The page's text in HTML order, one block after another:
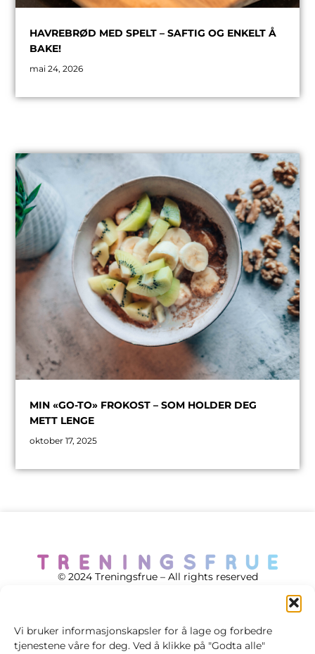
Vi bruker informasjonskapsler for å lage og forbedre
tjenestene våre for deg. Ved å klikke på "Godta alle"
HAVREBRØD MED SPELT – SAFTIG OG ENKELT Å
BAKE!
mai 24, 2026
MIN «GO-TO» FROKOST – SOM HOLDER DEG
METT LENGE
oktober 17, 2025
© 2024 Treningsfrue – All rights reserved